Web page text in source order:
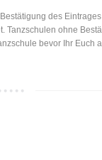
des
ohne
bevor Ihr Euch